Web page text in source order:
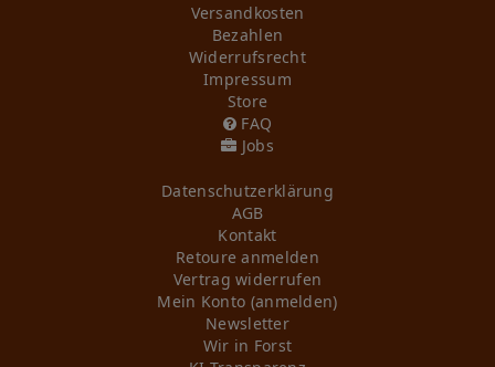
Versandkosten
Bezahlen
Widerrufs­recht
Impressum
Store
FAQ
Jobs
Daten­schutz­erklärung
AGB
Kontakt
Retoure anmelden
Vertrag widerrufen
Mein Konto (anmelden)
Newsletter
Wir in Forst